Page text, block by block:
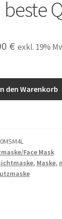
beste
€
€Aktueller
ist:
10,00 €.
exkl. 19%
den Warenkorb
Face Mask
, Maske,